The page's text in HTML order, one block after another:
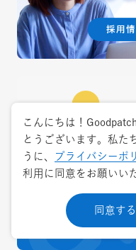
こんにちは！
とうございます。私た
うに、
プライバシーポ
利用に同意をお願いい
同意する